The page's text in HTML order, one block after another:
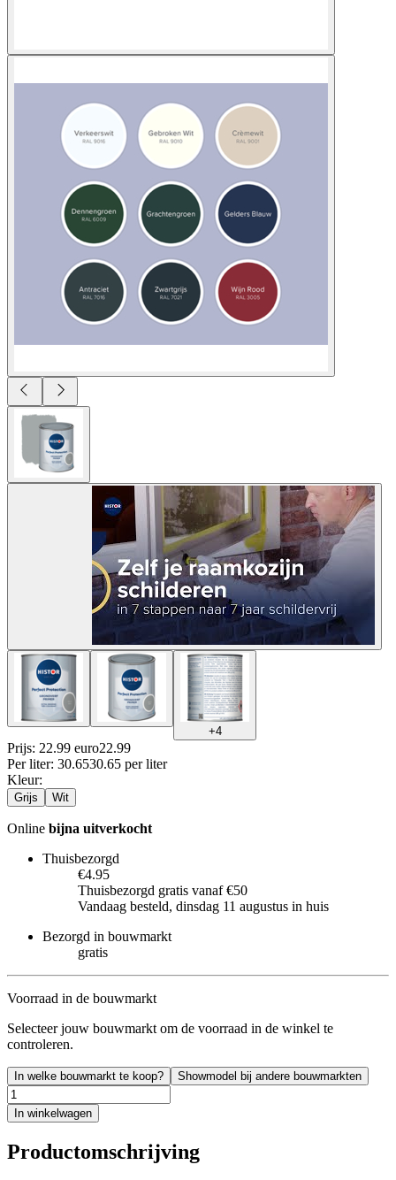
+4
Prijs: 22.99 euro22.99
Per liter: 30.6530.65 per liter
Kleur:
Grijs Wit
Online bijna uitverkocht
Thuisbezorgd
€4.95
Thuisbezorgd gratis vanaf €50
Vandaag besteld, dinsdag 11 augustus in huis
Bezorgd in bouwmarkt
gratis
Voorraad in de bouwmarkt
Selecteer jouw bouwmarkt om de voorraad in de winkel te
controleren.
In welke bouwmarkt te koop? Showmodel bij andere bouwmarkten
In winkelwagen
Productomschrijving